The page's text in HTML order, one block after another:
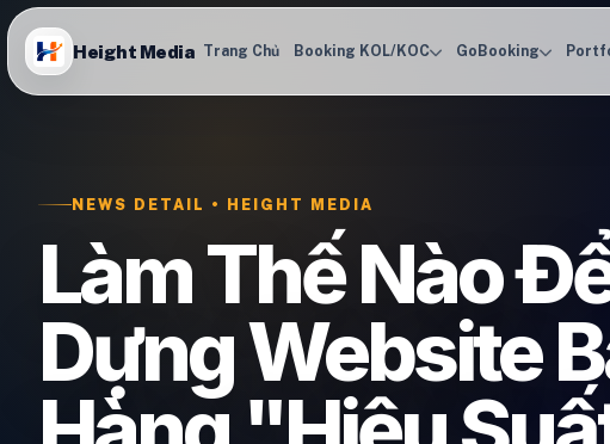
Height Media Trang Chủ Booking KOL/KOC GoBooking
NEWS DETAIL • HEIGHT MEDIA
Làm Thế Nào
Dựng Website